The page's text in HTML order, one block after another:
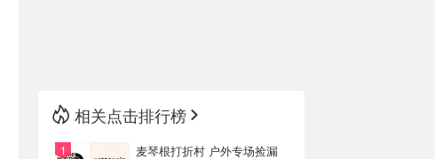
相关点击排行榜
麦琴根打折村 户外专场捡漏